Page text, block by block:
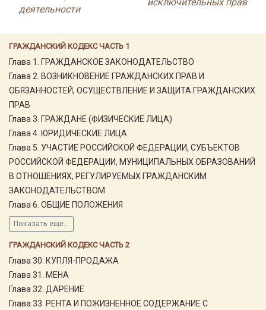
ГРАЖДАНСКИЙ КОДЕКС ЧАСТЬ 1
Глава 1. ГРАЖДАНСКОЕ ЗАКОНОДАТЕЛЬСТВО
Глава 2. ВОЗНИКНОВЕНИЕ ГРАЖДАНСКИХ ПРАВ И
ОБЯЗАННОСТЕЙ, ОСУЩЕСТВЛЕНИЕ И ЗАЩИТА ГРАЖДАНСКИХ
ПРАВ
Глава 3. ГРАЖДАНЕ (ФИЗИЧЕСКИЕ ЛИЦА)
Глава 4. ЮРИДИЧЕСКИЕ ЛИЦА
Глава 5. УЧАСТИЕ РОССИЙСКОЙ ФЕДЕРАЦИИ, СУБЪЕКТОВ
РОССИЙСКОЙ ФЕДЕРАЦИИ, МУНИЦИПАЛЬНЫХ ОБРАЗОВАНИЙ
В ОТНОШЕНИЯХ, РЕГУЛИРУЕМЫХ ГРАЖДАНСКИМ
ЗАКОНОДАТЕЛЬСТВОМ
Глава 6. ОБЩИЕ ПОЛОЖЕНИЯ
Показать ещё...
ГРАЖДАНСКИЙ КОДЕКС ЧАСТЬ 2
Глава 30. КУПЛЯ-ПРОДАЖА
Глава 31. МЕНА
Глава 32. ДАРЕНИЕ
Глава 33. РЕНТА И ПОЖИЗНЕННОЕ СОДЕРЖАНИЕ С
деятельности